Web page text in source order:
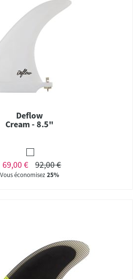
Deflow
Cream - 8.5"
69,00 € 92,00 €
Vous économisez25%